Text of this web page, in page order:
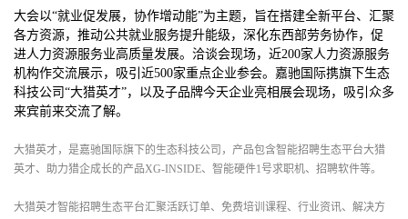
大会以“就业促发展，协作增动能”为主题，旨在搭建全新平台、汇聚
各方资源，推动公共就业服务提升能级，深化东西部劳务协作，促
进人力资源服务业高质量发展。洽谈会现场，近200家人力资源服务
机构作交流展示，吸引近500家重点企业参会。嘉驰国际携旗下生态
科技公司“大猎英才”，以及子品牌今天企业亮相展会现场，吸引众多
来宾前来交流了解。
大猎英才，是嘉驰国际旗下的生态科技公司，产品包含智能招聘生态平台大猎
英才、助力猎企成长的产品XG-INSIDE、智能硬件1号求职机、招聘软件等。
大猎英才智能招聘生态平台汇聚活跃订单、免费培训课程、行业资讯、解决方